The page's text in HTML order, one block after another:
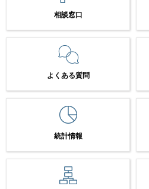
相談窓口
よくある質問
統計情報